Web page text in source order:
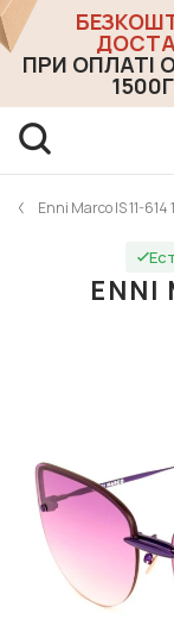
ПРИ ОПЛАТІ
Enni Marco IS 11-614
ENNI